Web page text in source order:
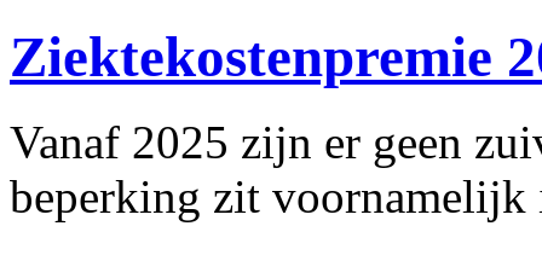
Ziektekostenpremie
Vanaf 2025 zijn er geen
beperking zit voornamelijk